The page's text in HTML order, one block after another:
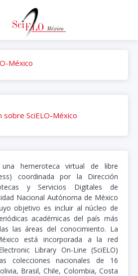
México
sobre SciELO-México
una hemeroteca virtual de libre
coordinada por la Dirección
y Servicios Digitales de
Nacional Autónoma de México
objetivo es incluir al núcleo de
académicas del país más
las áreas del conocimiento. La
está incorporada a la red
Library On-Line (SciELO)
colecciones nacionales de 16
Brasil, Chile, Colombia, Costa